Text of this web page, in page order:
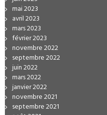
mai 2023
avril 2023
mars 2023
février 2023
novembre 2022
septembre 2022
juin 2022
mars 2022
janvier 2022
novembre 2021
septembre 2021